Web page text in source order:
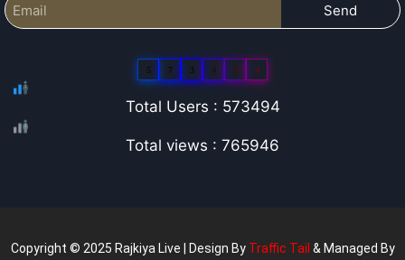
Send
5 7 3 4 9 4
Total Users : 573494
Total views : 765946
Copyright © 2025 Rajkiya Live | Design By Traffic Tail & Managed By